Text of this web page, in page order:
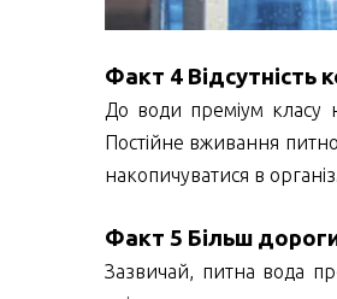
Факт 4 Відсутність
До води преміум класу
Постійне вживання
накопичуватися в
Факт 5 Більш
Зазвичай, питна вода